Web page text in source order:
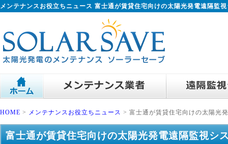
メンテナンスお役立ちニュース 富士通が賃貸住宅向けの太陽光発電遠隔
HOME > メンテナンスお役立ちニュース > 富士通が賃貸住宅向けの太陽光
富士通が賃貸住宅向けの太陽光発電遠隔監視シ